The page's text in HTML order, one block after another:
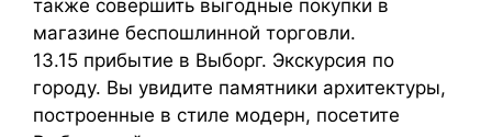
также совершить выгодные покупки в
магазине беспошлинной торговли.
13.15 прибытие в Выборг. Экскурсия по
городу. Вы увидите памятники архитектуры,
построенные в стиле модерн, посетите